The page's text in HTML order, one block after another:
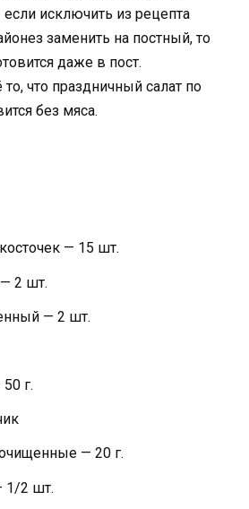
если исключить из рецепта
заменить на постный, то
даже в пост.
что праздничный салат по
без мяса.
— 15 шт.
2 шт.
— 2 шт.
г.
— 20 г.
1/2 шт.